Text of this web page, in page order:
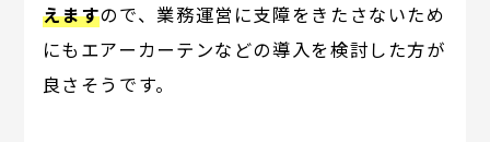
えますので、業務運営に支障をきたさないため
にもエアーカーテンなどの導入を検討した方が
良さそうです。